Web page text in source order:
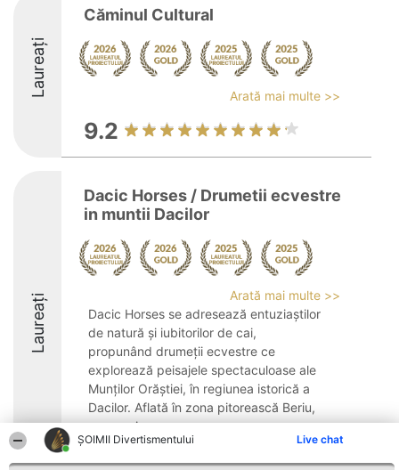
ŞOIMII Divertismentului Live chat
Laureați
Căminul Cultural
Arată mai multe >>
9.2
Laureați
Dacic Horses / Drumetii ecvestre
in muntii Dacilor
Arată mai multe >>
Dacic Horses se adresează entuziaștilor
de natură și iubitorilor de cai,
propunând drumeții ecvestre ce
explorează peisajele spectaculoase ale
Munților Orăștiei, în regiunea istorică a
Dacilor. Aflată în zona pitorească Beriu,
compania pune ...
10